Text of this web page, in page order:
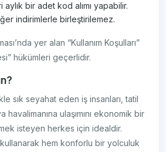
aylık bir adet kod alımı yapabilir.
indirimlerle birleştirilemez.
yer alan “Kullanım Koşulları”
hükümleri geçerlidir.
sık seyahat eden iş insanları, tatil
ulaşımını ekonomik bir
isteyen herkes için idealdir.
kullanarak hem konforlu bir yolculuk